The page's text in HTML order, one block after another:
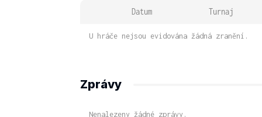
Datum Turnaj
U hráče nejsou evidována žádná zranění.
Zprávy
Nenalezeny žádné zprávy.